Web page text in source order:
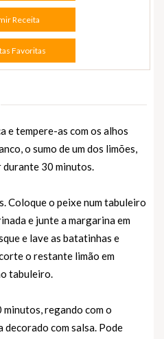
Receita
Favoritas
e tempere-as com os alhos
o sumo de um dos limões,
durante 30 minutos.
Coloque o peixe num tabuleiro
e junte a margarina em
e lave as batatinhas e
o restante limão em
tabuleiro.
regando com o
com salsa. Pode